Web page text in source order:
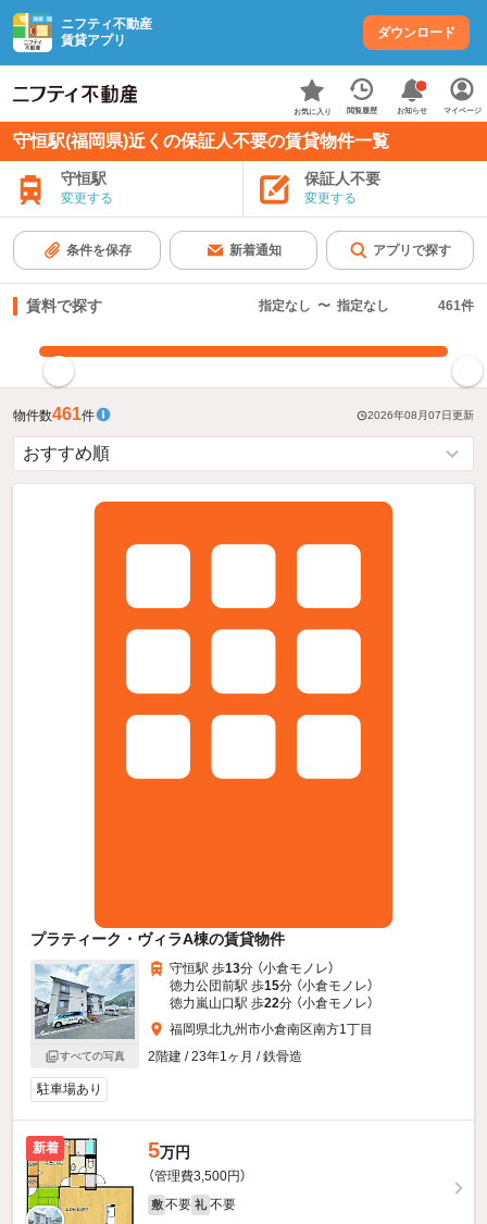
ニフティ不動産
賃貸アプリ
ダウンロード
お気に入り 閲覧履歴 お知らせ マイページ
守恒駅(福岡県)近くの保証人不要の賃貸物件一覧
守恒駅
変更する
保証人不要
変更する
条件を保存 新着通知 アプリで探す
賃料で探す 指定なし 〜 指定なし 461件
物件数461件 2026年08月07日更新
プラティーク・ヴィラA棟の賃貸物件
すべての写真
守恒駅 歩13分 （小倉モノレ）
徳力公団前駅 歩15分 （小倉モノレ）
徳力嵐山口駅 歩22分 （小倉モノレ）
福岡県北九州市小倉南区南方1丁目
2階建 / 23年1ヶ月 / 鉄骨造
駐車場あり
新着 5万円
（管理費3,500円）
敷 不要 礼 不要